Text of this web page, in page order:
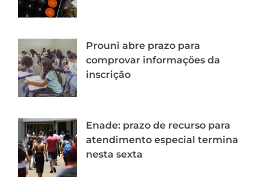
Prouni abre prazo para
comprovar informações da
inscrição
Enade: prazo de recurso para
atendimento especial termina
nesta sexta